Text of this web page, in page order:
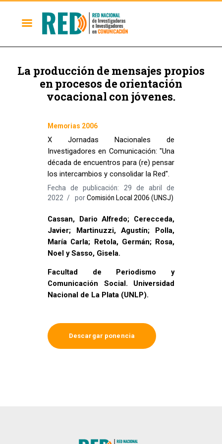
La producción de mensajes propios
en procesos de orientación
vocacional con jóvenes.
Memorias 2006
X Jornadas Nacionales de
Investigadores en Comunicación: "Una
década de encuentros para (re) pensar
los intercambios y consolidar la Red".
Fecha de publicación: 29 de abril de
2022
porComisión Local 2006 (UNSJ)
Cassan, Dario Alfredo; Cerecceda,
Javier; Martinuzzi, Agustín; Polla,
María Carla; Retola, Germán; Rosa,
Noel y Sasso, Gisela.
Facultad de Periodismo y
Comunicación Social. Universidad
Nacional de La Plata (UNLP).
Descargar ponencia